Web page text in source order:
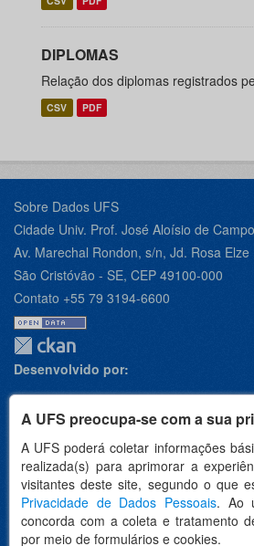
A UFS preocupa-se com a sua
A UFS poderá coletar informações
realizada(s) para aprimorar a
visitantes deste site, segundo o que
Privacidade de Dados Pessoais. Ao
concorda com a coleta e tratamento
por meio de formulários e cookies.
DIPLOMAS
Relação dos diplomas registrados
CSV PDF
Sobre Dados UFS
Cidade Univ. Prof. José Aloísio de
Av. Marechal Rondon, s/n, Jd. Rosa Elze
São Cristóvão - SE, CEP 49100-000
Contato +55 79 3194-6600
Desenvolvido por:
Apoio: